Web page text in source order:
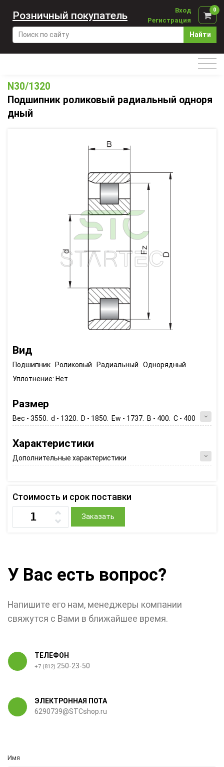
Найти
Вход
Регистрация
0
Розничный покупатель
N30/1320
Подшипник роликовый радиальный одноря
дный
Вид
Подшипник Роликовый Радиальный Однорядный
Уплотнение: Нет
Размер
Вес - 3550. d - 1320. D - 1850. Ew - 1737. B - 400. C - 400
Характеристики
Дополнительные характеристики
Стоимость и срок поставки
Заказать
У Вас есть вопрос?
Напишите его нам, менеджеры компании
свяжутся с Вами в ближайшее время.
ТЕЛЕФОН
+7 (812) 250-23-50
ЭЛЕКТРОННАЯ ПОТА
6290739@STCshop.ru
Имя